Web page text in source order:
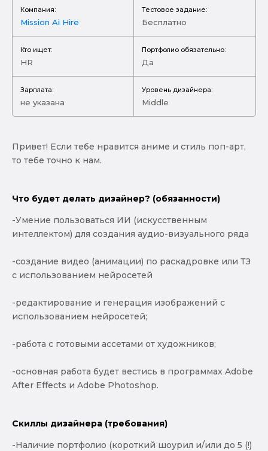
Компания:
Mission Ai Hire
Тестовое задание:
Бесплатно
Кто ищет:
HR
Портфолио обязательно:
Да
Зарплата:
не указана
Уровень дизайнера:
Middle
Привет! Если тебе нравится аниме и стиль поп-арт,
то тебе точно к нам.
Что будет делать дизайнер? (обязанности)
-Умение пользоваться ИИ (искусственным
интеллектом) для создания аудио-визуального ряда
-создание видео (анимации) по раскадровке или ТЗ
с использованием нейросетей
-редактирование и генерация изображений с
использованием нейросетей;
-работа с готовыми ассетами от художников;
-основная работа будет вестись в программах Adobe
After Effects и Adobe Photoshop.
Скиллы дизайнера (требования)
-Наличие портфолио (короткий шоурил и/или до 5 (!)